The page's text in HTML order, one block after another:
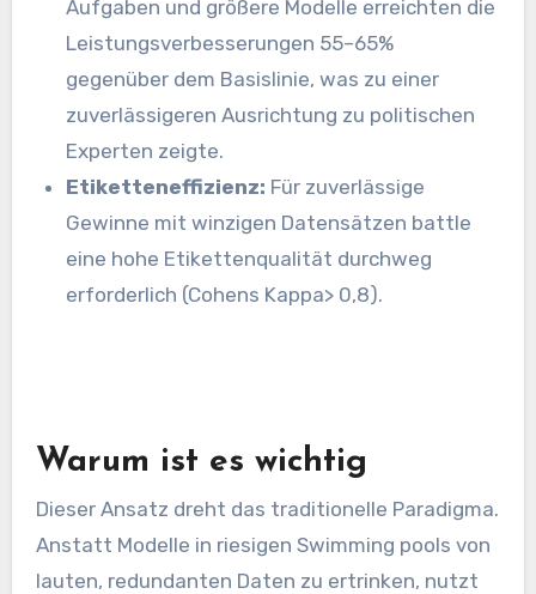
Aufgaben und größere Modelle erreichten die
Leistungsverbesserungen 55–65%
gegenüber dem Basislinie, was zu einer
zuverlässigeren Ausrichtung zu politischen
Experten zeigte.
Etiketteneffizienz: Für zuverlässige
Gewinne mit winzigen Datensätzen battle
eine hohe Etikettenqualität durchweg
erforderlich (Cohens Kappa> 0,8).
Warum ist es wichtig
Dieser Ansatz dreht das traditionelle Paradigma.
Anstatt Modelle in riesigen Swimming pools von
lauten, redundanten Daten zu ertrinken, nutzt